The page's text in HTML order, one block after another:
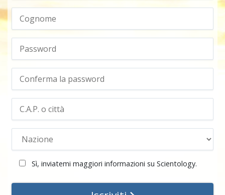
Sì, inviatemi maggiori informazioni su Scientology.